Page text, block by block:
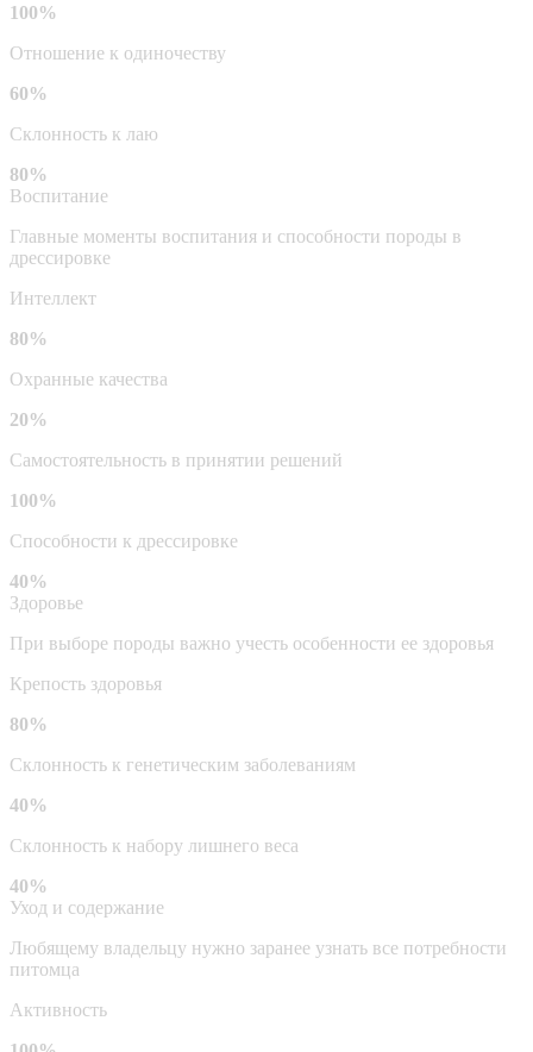
100%
Отношение к одиночеству
60%
Склонность к лаю
80%
Воспитание
Главные моменты воспитания и способности породы в
дрессировке
Интеллект
80%
Охранные качества
20%
Самостоятельность в принятии решений
100%
Способности к дрессировке
40%
Здоровье
При выборе породы важно учесть особенности ее здоровья
Крепость здоровья
80%
Склонность к генетическим заболеваниям
40%
Склонность к набору лишнего веса
40%
Уход и содержание
Любящему владельцу нужно заранее узнать все потребности
питомца
Активность